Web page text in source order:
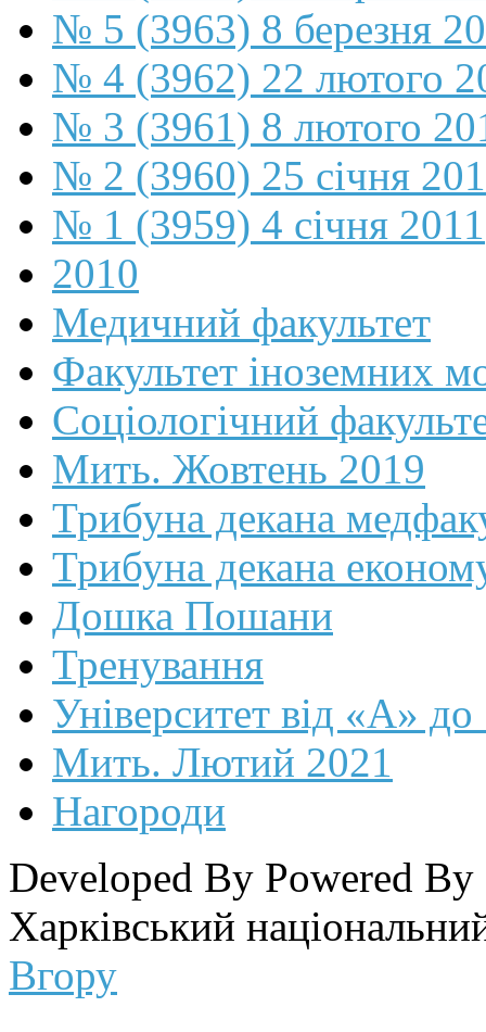
№ 5 (3963) 8 березня
№ 4 (3962) 22 лютого
№ 3 (3961) 8 лютого
№ 2 (3960) 25 січня
№ 1 (3959) 4 січня 2011
2010
Медичний факультет
Факультет іноземних
Соціологічний
Мить. Жовтень 2019
Трибуна декана
Трибуна декана
Дошка Пошани
Тренування
Університет від «А»
Мить. Лютий 2021
Нагороди
Developed By Powered By
Харківський
Вгору